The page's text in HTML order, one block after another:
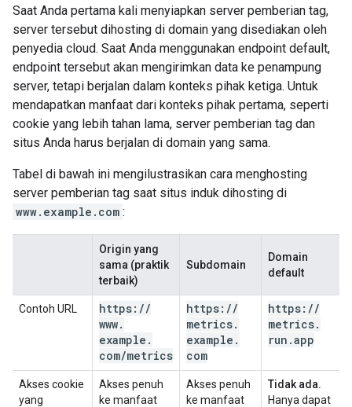
Saat Anda pertama kali menyiapkan server pemberian tag,
server tersebut dihosting di domain yang disediakan oleh
penyedia cloud. Saat Anda menggunakan endpoint default,
endpoint tersebut akan mengirimkan data ke penampung
server, tetapi berjalan dalam konteks pihak ketiga. Untuk
mendapatkan manfaat dari konteks pihak pertama, seperti
cookie yang lebih tahan lama, server pemberian tag dan
situs Anda harus berjalan di domain yang sama.
Tabel di bawah ini mengilustrasikan cara menghosting
server pemberian tag saat situs induk dihosting di
www.example.com :
Origin yang
sama (praktik
terbaik)
Subdomain
Domain
default
Contoh URL https: //
www.
example .
com/metrics
https: //
metrics.
example .
com
https: //
metrics.
run .app
Akses cookie
yang
Akses penuh
ke manfaat
Akses penuh
ke manfaat
Tidak ada.
Hanya dapat